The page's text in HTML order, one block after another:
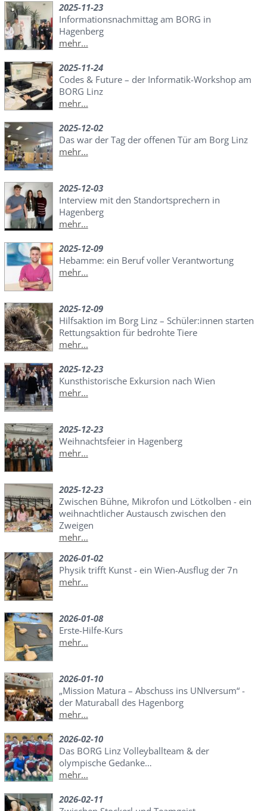
2025-11-23
Informationsnachmittag am BORG in
Hagenberg
mehr...
2025-11-24
Codes & Future – der Informatik-Workshop am
BORG Linz
mehr...
2025-12-02
Das war der Tag der offenen Tür am Borg Linz
mehr...
2025-12-03
Interview mit den Standortsprechern in
Hagenberg
mehr...
2025-12-09
Hebamme: ein Beruf voller Verantwortung
mehr...
2025-12-09
Hilfsaktion im Borg Linz – Schüler:innen starten
Rettungsaktion für bedrohte Tiere
mehr...
2025-12-23
Kunsthistorische Exkursion nach Wien
mehr...
2025-12-23
Weihnachtsfeier in Hagenberg
mehr...
2025-12-23
Zwischen Bühne, Mikrofon und Lötkolben - ein
weihnachtlicher Austausch zwischen den
Zweigen
mehr...
2026-01-02
Physik trifft Kunst - ein Wien-Ausflug der 7n
mehr...
2026-01-08
Erste-Hilfe-Kurs
mehr...
2026-01-10
„Mission Matura – Abschuss ins UNIversum“ -
der Maturaball des Hagenborg
mehr...
2026-02-10
Das BORG Linz Volleyballteam & der
olympische Gedanke…
mehr...
2026-02-11